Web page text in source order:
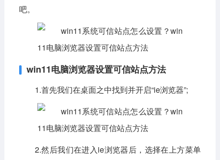
电脑软件
编程开发
吧。
win11电脑浏览器设置可信站点方法
1.首先我们在桌面之中找到并开启“ie浏览器”;
2.然后我们在进入ie浏览器后，选择在上方菜单